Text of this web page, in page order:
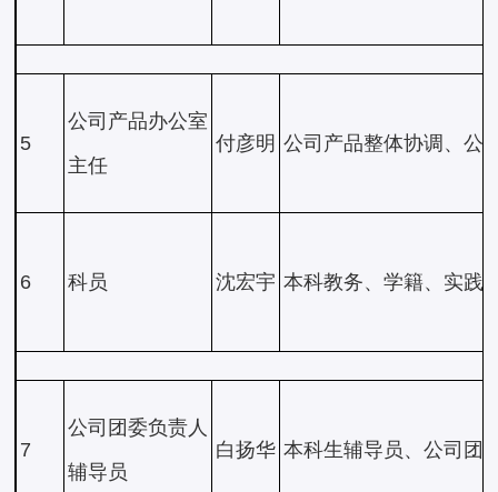
5
公司产品办公室
主任
付彦明 公司产品整体协调、公
6 科员 沈宏宇 本科教务、学籍、实践
7
公司团委负责人
辅导员
白扬华 本科生辅导员、公司团